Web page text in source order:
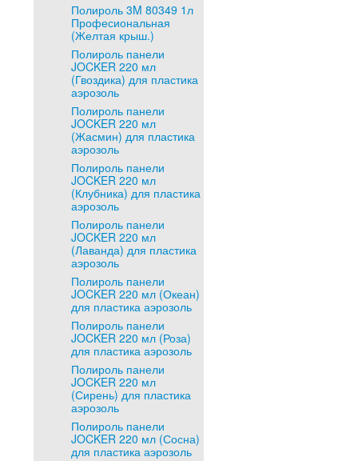
Полироль 3M 80349 1л
Професиональная
(Желтая крыш.)
Полироль панели
JOCKER 220 мл
(Гвоздика) для пластика
аэрозоль
Полироль панели
JOCKER 220 мл
(Жасмин) для пластика
аэрозоль
Полироль панели
JOCKER 220 мл
(Клубника) для пластика
аэрозоль
Полироль панели
JOCKER 220 мл
(Лаванда) для пластика
аэрозоль
Полироль панели
JOCKER 220 мл (Океан)
для пластика аэрозоль
Полироль панели
JOCKER 220 мл (Роза)
для пластика аэрозоль
Полироль панели
JOCKER 220 мл
(Сирень) для пластика
аэрозоль
Полироль панели
JOCKER 220 мл (Сосна)
для пластика аэрозоль